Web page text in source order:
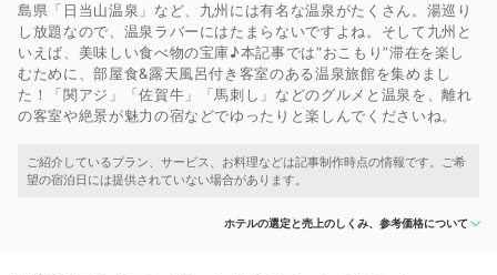
島県「日当山温泉」など、九州には有名な温泉がたくさん。湯巡り
し放題なので、温泉ラバーにはたまらないですよね。そして九州と
いえば、美味しい食べ物の宝庫♪本記事では“おこもり”滞在を楽し
むために、部屋食&露天風呂付き客室のある温泉旅館を集めまし
た！「関アジ」「佐賀牛」「馬刺し」などのグルメと温泉を、離れ
の客室や絶景が魅力の宿などでゆったりと楽しんでくださいね。
ホテルの選定と売上のしくみ、参考価格について